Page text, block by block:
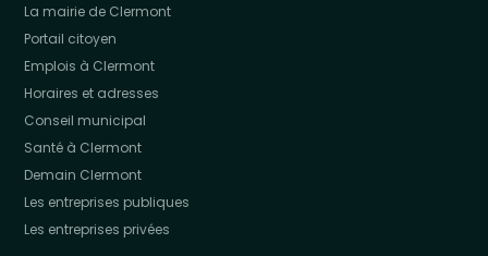
La mairie de Clermont
Portail citoyen
Emplois à Clermont
Horaires et adresses
Conseil municipal
Santé à Clermont
Demain Clermont
Les entreprises publiques
Les entreprises privées